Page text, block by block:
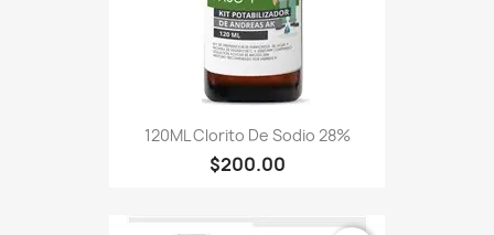
120ML Clorito De Sodio 28%
$200.00